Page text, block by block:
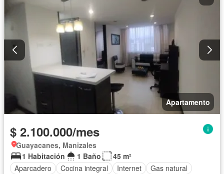
Apartamento
$ 2.100.000/mes
Guayacanes, Manizales
1 Habitación
1 Baño
45 m²
Aparcadero
Cocina integral Internet
Gas natural